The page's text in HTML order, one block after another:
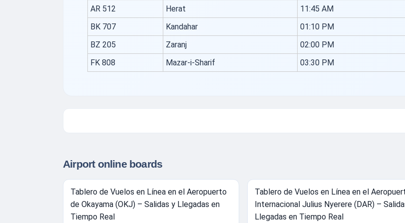
AR 512
Herat 11:45 AM
BK 707
Kandahar 01:10 PM
BZ 205
Zaranj 02:00 PM
FK 808
Mazar-i-Sharif 03:30 PM
Airport online boards
Tablero de Vuelos en Línea en el Aeropuerto
de Okayama (OKJ) – Salidas y Llegadas en
Tiempo Real
Tablero de Vuelos en Línea en el
Internacional Julius Nyerere (DAR) –
Llegadas en Tiempo Real